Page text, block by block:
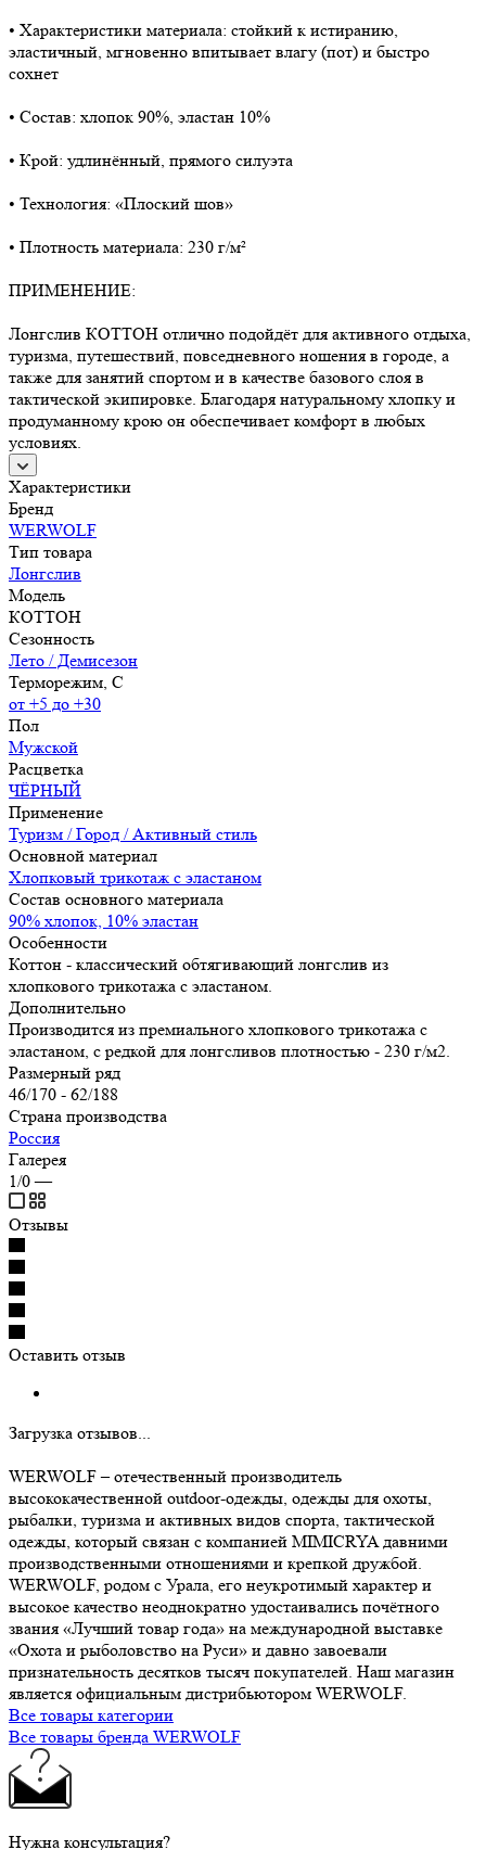
• Характеристики материала: стойкий к истиранию,
эластичный, мгновенно впитывает влагу (пот) и быстро
сохнет
• Состав: хлопок 90%, эластан 10%
• Крой: удлинённый, прямого силуэта
• Технология: «Плоский шов»
• Плотность материала: 230 г/м²
ПРИМЕНЕНИЕ:
Лонгслив КОТТОН отлично подойдёт для активного отдыха,
туризма, путешествий, повседневного ношения в городе, а
также для занятий спортом и в качестве базового слоя в
тактической экипировке. Благодаря натуральному хлопку и
продуманному крою он обеспечивает комфорт в любых
условиях.
Характеристики
Бренд
WERWOLF
Тип товара
Лонгслив
Модель
КОТТОН
Сезонность
Лето / Демисезон
Терморежим, C
от +5 до +30
Пол
Мужской
Расцветка
ЧЁРНЫЙ
Применение
Туризм / Город / Активный стиль
Основной материал
Хлопковый трикотаж с эластаном
Состав основного материала
90% хлопок, 10% эластан
Особенности
Коттон - классический обтягивающий лонгслив из
хлопкового трикотажа с эластаном.
Дополнительно
Производится из премиального хлопкового трикотажа с
эластаном, с редкой для лонгсливов плотностью - 230 г/м2.
Размерный ряд
46/170 - 62/188
Страна производства
Россия
Галерея
1/0 —
Отзывы
Оставить отзыв
Загрузка отзывов...
WERWOLF – отечественный производитель
высококачественной outdoor-одежды, одежды для охоты,
рыбалки, туризма и активных видов спорта, тактической
одежды, который связан с компанией MIMICRYA давними
производственными отношениями и крепкой дружбой.
WERWOLF, родом с Урала, его неукротимый характер и
высокое качество неоднократно удостаивались почётного
звания «Лучший товар года» на международной выставке
«Охота и рыболовство на Руси» и давно завоевали
признательность десятков тысяч покупателей. Наш магазин
является официальным дистрибьютором WERWOLF.
Все товары категории
Все товары бренда WERWOLF
Нужна консультация?